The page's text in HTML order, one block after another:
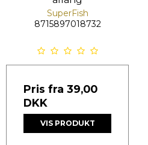
SuperFish
8715897018732
Pris fra 39,00
DKK
VIS PRODUKT